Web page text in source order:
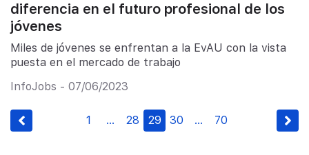
diferencia en el futuro profesional de los
jóvenes
Miles de jóvenes se enfrentan a la EvAU con la vista
puesta en el mercado de trabajo
InfoJobs - 07/06/2023
1 … 28 29 30 … 70